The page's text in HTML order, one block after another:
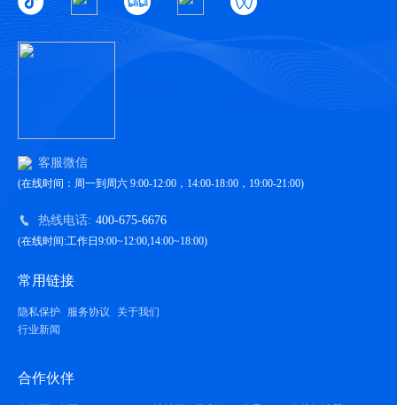
客服微信
(在线时间：周一到周六 9:00-12:00，14:00-18:00，19:00-21:00)
热线电话: 400-675-6676
(在线时间:工作日9:00~12:00,14:00~18:00)
常用链接
隐私保护 服务协议
关于我们
行业新闻
合作伙伴